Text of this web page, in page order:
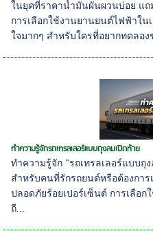
ในยุคที่ราคาน้ำมันผันผวนบ่อย แถ
การเลือกใช้งานยานยนต์ไฟฟ้าใน
ใจมากๆ สำหรับใครที่อยากทดลอ
ทำความรู้จักรถเทรลเลอร์แบบถุงลมเปิดท้าย
ทำความรู้จัก "รถเทรลเลอร์แบบถุ
สำหรับคนที่รักรถยนต์หรือต้องกา
ปลอดภัยร้อยเปอร์เซ็นต์ การเลือก
ถื...